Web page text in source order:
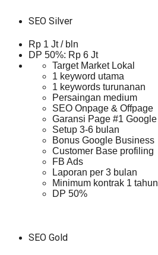
SEO Silver
Rp 1 Jt / bln
DP 50%: Rp 6 Jt
Target Market Lokal
1 keyword utama
1 keywords turunanan
Persaingan medium
SEO Onpage & Offpage
Garansi Page #1 Google
Setup 3-6 bulan
Bonus Google Business
Customer Base profiling
FB Ads
Laporan per 3 bulan
Minimum kontrak 1 tahun
DP 50%
SEO Gold